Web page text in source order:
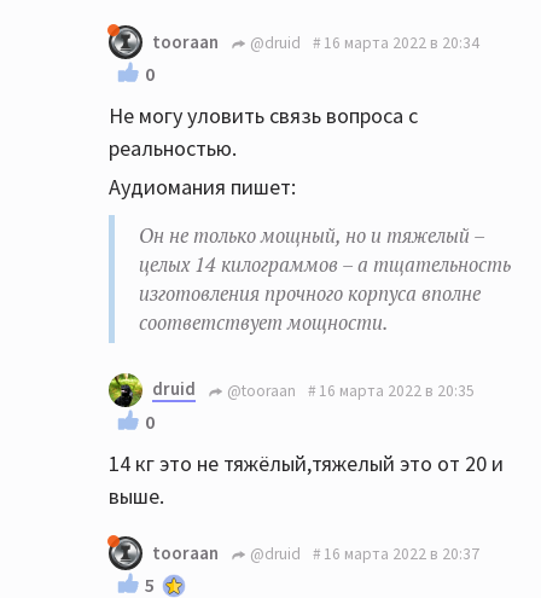
tooraan @druid 16 марта 2022 в 20:34
0
Не могу уловить связь вопроса с
реальностью.
Аудиомания пишет:
Он не только мощный, но и тяжелый –
целых 14 килограммов – а тщательность
изготовления прочного корпуса вполне
соответствует мощности.
druid @tooraan 16 марта 2022 в 20:35
0
14 кг это не тяжёлый,тяжелый это от 20 и
выше.
tooraan @druid 16 марта 2022 в 20:37
5